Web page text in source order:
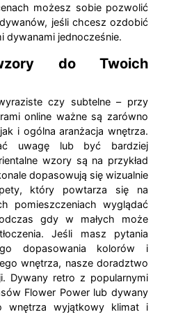
możesz sobie pozwolić
jeśli chcesz ozdobić
dywanami jednocześnie.
do Twoich
czy subtelne – przy
online ważne są zarówno
i ogólna aranżacja wnętrza.
uwagę lub być bardziej
wzory są na przykład
dopasowują się wizualnie
który powtarza się na
pomieszczeniach wyglądać
gdy w małych może
Jeśli masz pytania
dopasowania kolorów i
wnętrza, nasze doradztwo
Dywany retro z popularnymi
Flower Power lub dywany
wnętrza wyjątkowy klimat i